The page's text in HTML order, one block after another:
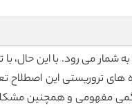
شمار می رود. با این حال،
تروریستی این اصطلاح
مفهومی و همچنین